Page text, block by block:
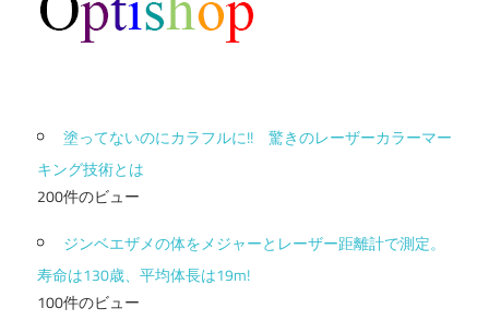
塗ってないのにカラフルに!! 驚きのレーザーカラーマー
キング技術とは
200件のビュー
ジンベエザメの体をメジャーとレーザー距離計で測定。
寿命は130歳、平均体長は19m!
100件のビュー